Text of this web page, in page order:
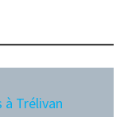
Trélivan